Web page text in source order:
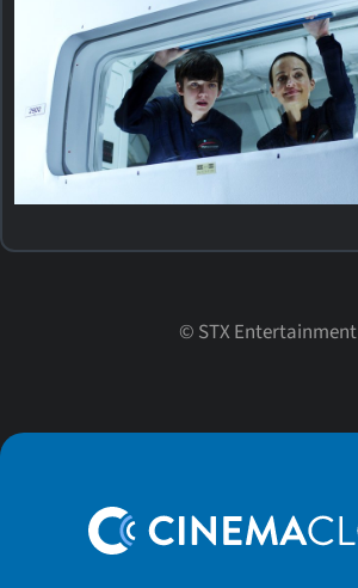
© STX Entertainment